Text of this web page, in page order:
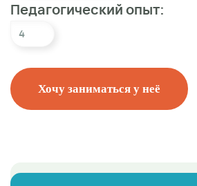
Педагогический опыт:
4
Хочу заниматься у неё